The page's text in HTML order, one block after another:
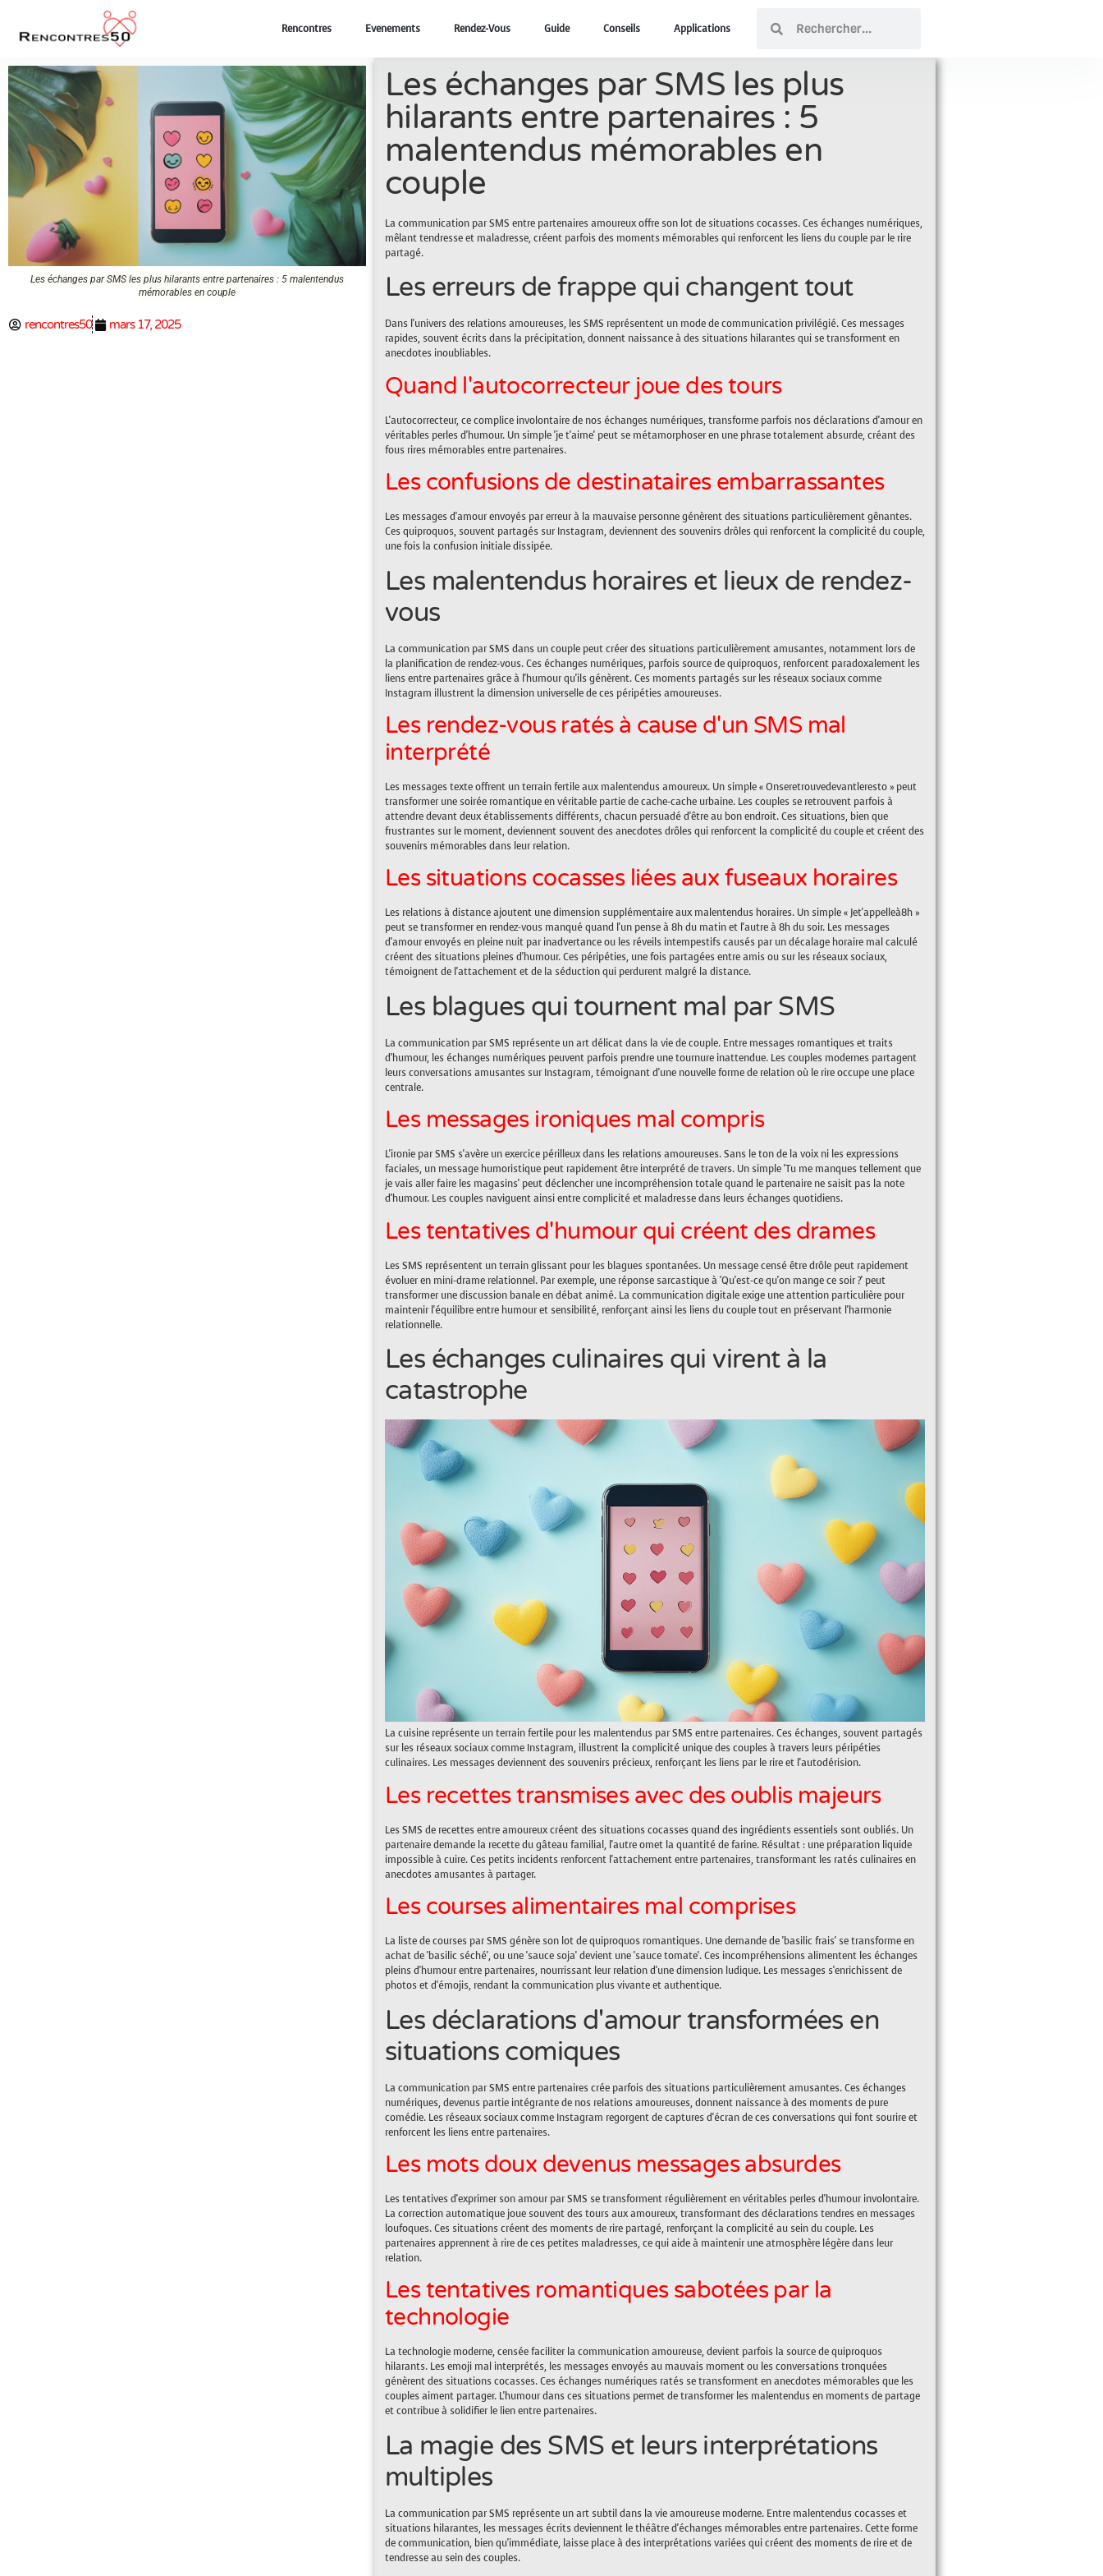
Rencontres Evenements Rendez-Vous Guide Conseils Applications
Les échanges par SMS les plus hilarants entre partenaires : 5 malentendus
mémorables en couple
rencontres50 mars 17, 2025
Les échanges par SMS les plus
hilarants entre partenaires : 5
malentendus mémorables en
couple
La communication par SMS entre partenaires amoureux offre son lot de situations cocasses. Ces échanges numériques,
mêlant tendresse et maladresse, créent parfois des moments mémorables qui renforcent les liens du couple par le rire
partagé.
Les erreurs de frappe qui changent tout
Dans l'univers des relations amoureuses, les SMS représentent un mode de communication privilégié. Ces messages
rapides, souvent écrits dans la précipitation, donnent naissance à des situations hilarantes qui se transforment en
anecdotes inoubliables.
Quand l'autocorrecteur joue des tours
L'autocorrecteur, ce complice involontaire de nos échanges numériques, transforme parfois nos déclarations d'amour en
véritables perles d'humour. Un simple 'je t'aime' peut se métamorphoser en une phrase totalement absurde, créant des
fous rires mémorables entre partenaires.
Les confusions de destinataires embarrassantes
Les messages d'amour envoyés par erreur à la mauvaise personne génèrent des situations particulièrement gênantes.
Ces quiproquos, souvent partagés sur Instagram, deviennent des souvenirs drôles qui renforcent la complicité du couple,
une fois la confusion initiale dissipée.
Les malentendus horaires et lieux de rendez-
vous
La communication par SMS dans un couple peut créer des situations particulièrement amusantes, notamment lors de
la planification de rendez-vous. Ces échanges numériques, parfois source de quiproquos, renforcent paradoxalement les
liens entre partenaires grâce à l'humour qu'ils génèrent. Ces moments partagés sur les réseaux sociaux comme
Instagram illustrent la dimension universelle de ces péripéties amoureuses.
Les rendez-vous ratés à cause d'un SMS mal
interprété
Les messages texte offrent un terrain fertile aux malentendus amoureux. Un simple « Onseretrouvedevantleresto » peut
transformer une soirée romantique en véritable partie de cache-cache urbaine. Les couples se retrouvent parfois à
attendre devant deux établissements différents, chacun persuadé d'être au bon endroit. Ces situations, bien que
frustrantes sur le moment, deviennent souvent des anecdotes drôles qui renforcent la complicité du couple et créent des
souvenirs mémorables dans leur relation.
Les situations cocasses liées aux fuseaux horaires
Les relations à distance ajoutent une dimension supplémentaire aux malentendus horaires. Un simple « Jet'appelleà8h »
peut se transformer en rendez-vous manqué quand l'un pense à 8h du matin et l'autre à 8h du soir. Les messages
d'amour envoyés en pleine nuit par inadvertance ou les réveils intempestifs causés par un décalage horaire mal calculé
créent des situations pleines d'humour. Ces péripéties, une fois partagées entre amis ou sur les réseaux sociaux,
témoignent de l'attachement et de la séduction qui perdurent malgré la distance.
Les blagues qui tournent mal par SMS
La communication par SMS représente un art délicat dans la vie de couple. Entre messages romantiques et traits
d'humour, les échanges numériques peuvent parfois prendre une tournure inattendue. Les couples modernes partagent
leurs conversations amusantes sur Instagram, témoignant d'une nouvelle forme de relation où le rire occupe une place
centrale.
Les messages ironiques mal compris
L'ironie par SMS s'avère un exercice périlleux dans les relations amoureuses. Sans le ton de la voix ni les expressions
faciales, un message humoristique peut rapidement être interprété de travers. Un simple 'Tu me manques tellement que
je vais aller faire les magasins' peut déclencher une incompréhension totale quand le partenaire ne saisit pas la note
d'humour. Les couples naviguent ainsi entre complicité et maladresse dans leurs échanges quotidiens.
Les tentatives d'humour qui créent des drames
Les SMS représentent un terrain glissant pour les blagues spontanées. Un message censé être drôle peut rapidement
évoluer en mini-drame relationnel. Par exemple, une réponse sarcastique à 'Qu'est-ce qu'on mange ce soir ?' peut
transformer une discussion banale en débat animé. La communication digitale exige une attention particulière pour
maintenir l'équilibre entre humour et sensibilité, renforçant ainsi les liens du couple tout en préservant l'harmonie
relationnelle.
Les échanges culinaires qui virent à la
catastrophe
La cuisine représente un terrain fertile pour les malentendus par SMS entre partenaires. Ces échanges, souvent partagés
sur les réseaux sociaux comme Instagram, illustrent la complicité unique des couples à travers leurs péripéties
culinaires. Les messages deviennent des souvenirs précieux, renforçant les liens par le rire et l'autodérision.
Les recettes transmises avec des oublis majeurs
Les SMS de recettes entre amoureux créent des situations cocasses quand des ingrédients essentiels sont oubliés. Un
partenaire demande la recette du gâteau familial, l'autre omet la quantité de farine. Résultat : une préparation liquide
impossible à cuire. Ces petits incidents renforcent l'attachement entre partenaires, transformant les ratés culinaires en
anecdotes amusantes à partager.
Les courses alimentaires mal comprises
La liste de courses par SMS génère son lot de quiproquos romantiques. Une demande de 'basilic frais' se transforme en
achat de 'basilic séché', ou une 'sauce soja' devient une 'sauce tomate'. Ces incompréhensions alimentent les échanges
pleins d'humour entre partenaires, nourrissant leur relation d'une dimension ludique. Les messages s'enrichissent de
photos et d'émojis, rendant la communication plus vivante et authentique.
Les déclarations d'amour transformées en
situations comiques
La communication par SMS entre partenaires crée parfois des situations particulièrement amusantes. Ces échanges
numériques, devenus partie intégrante de nos relations amoureuses, donnent naissance à des moments de pure
comédie. Les réseaux sociaux comme Instagram regorgent de captures d'écran de ces conversations qui font sourire et
renforcent les liens entre partenaires.
Les mots doux devenus messages absurdes
Les tentatives d'exprimer son amour par SMS se transforment régulièrement en véritables perles d'humour involontaire.
La correction automatique joue souvent des tours aux amoureux, transformant des déclarations tendres en messages
loufoques. Ces situations créent des moments de rire partagé, renforçant la complicité au sein du couple. Les
partenaires apprennent à rire de ces petites maladresses, ce qui aide à maintenir une atmosphère légère dans leur
relation.
Les tentatives romantiques sabotées par la
technologie
La technologie moderne, censée faciliter la communication amoureuse, devient parfois la source de quiproquos
hilarants. Les emoji mal interprétés, les messages envoyés au mauvais moment ou les conversations tronquées
génèrent des situations cocasses. Ces échanges numériques ratés se transforment en anecdotes mémorables que les
couples aiment partager. L'humour dans ces situations permet de transformer les malentendus en moments de partage
et contribue à solidifier le lien entre partenaires.
La magie des SMS et leurs interprétations
multiples
La communication par SMS représente un art subtil dans la vie amoureuse moderne. Entre malentendus cocasses et
situations hilarantes, les messages écrits deviennent le théâtre d'échanges mémorables entre partenaires. Cette forme
de communication, bien qu'immédiate, laisse place à des interprétations variées qui créent des moments de rire et de
tendresse au sein des couples.